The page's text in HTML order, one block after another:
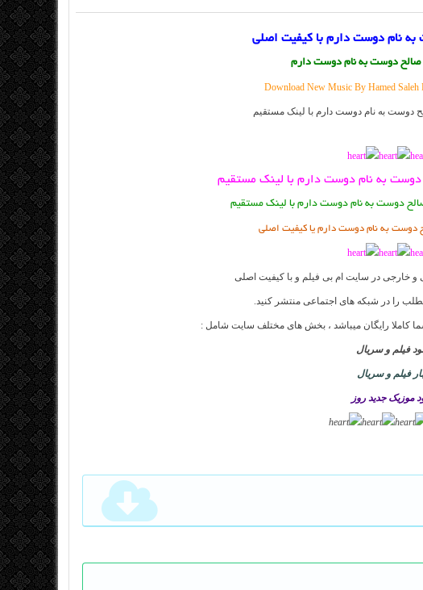
نام دوست دارم با کیفیت اصلی
دوست به نام دوست دارم
Download New Music By Hamed Saleh
دوست به نام دوست دارم با لینک مستقیم
دوست به نام دوست دارم با لینک مستقیم
دوست به نام دوست دارم یا کیفیت اصلی
و خارجی در سایت ام بی فیلم و با کیفیت اصلی
را در شبکه های اجتماعی منتشر کنید.
کاملا رایگان میباشد ، بخش های مختلف سایت شامل :
فیلم و سریال
فیلم و سریال
موزیک جدید روز